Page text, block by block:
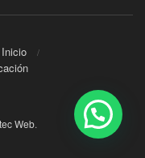
Inicio
Web.